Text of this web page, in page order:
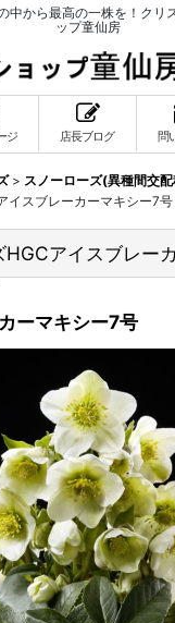
中から最高の一株を！クリ
ップ童仙房
ジ 店長ブログ 問
> スノーローズ(異種間交配
イスブレーカーマキシー7号
HGCアイスブレー
ーマキシー7号